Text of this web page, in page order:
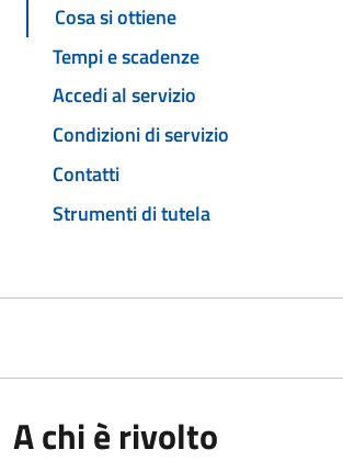
Cosa si ottiene
Tempi e scadenze
Accedi al servizio
Condizioni di servizio
Contatti
Strumenti di tutela
A chi è rivolto